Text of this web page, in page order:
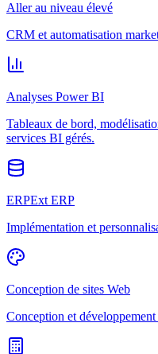
Aller au niveau élevé
CRM et automatisation
Analyses Power BI
Tableaux de bord,
services BI gérés.
ERPExt ERP
Implémentation et
Conception de sites Web
Conception et développement